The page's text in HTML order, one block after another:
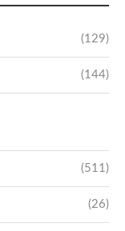
(129)
(144)
(511)
(26)